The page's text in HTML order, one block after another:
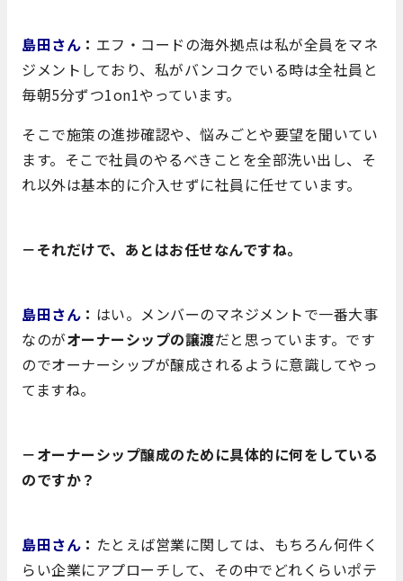
島田さん ： エフ・コードの海外拠点は私が全員をマネ
ジメントしており、私がバンコクでいる時は全社員と
毎朝5分ずつ1on1やっています。
そこで施策の進捗確認や、悩みごとや要望を聞いてい
ます。そこで社員のやるべきことを全部洗い出し、そ
れ以外は基本的に介入せずに社員に任せています。
－それだけで、あとはお任せなんですね。
島田さん ： はい。メンバーのマネジメントで一番大事
なのがオーナーシップの譲渡だと思っています。です
のでオーナーシップが醸成されるように意識してやっ
てますね。
－オーナーシップ醸成のために具体的に何をしている
のですか？
島田さん ： たとえば営業に関しては、もちろん何件く
らい企業にアプローチして、その中でどれくらいポテ